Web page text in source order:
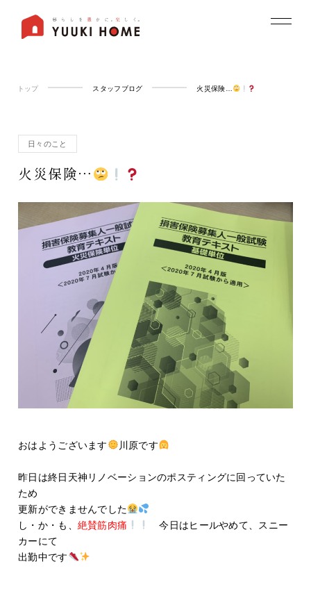
トップ スタッフブログ 火災保険…
日々のこと
火災保険…
おはようございます 川原です
昨日は終日天神リノベーションのポスティングに回っていた
ため
更新ができませんでした
し・か・も、 絶賛筋肉痛
今日はヒールやめて、スニー
カーにて
出勤中です